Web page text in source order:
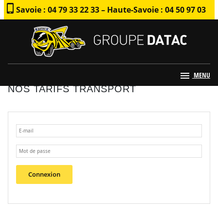
Savoie : 04 79 33 22 33 – Haute-Savoie : 04 50 97 03
MENU
NOS TARIFS TRANSPORT